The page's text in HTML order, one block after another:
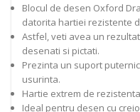
Blocul de desen Oxford
datorita hartiei rezistente
Astfel, veti avea un
desenati si pictati.
Prezinta un suport
usurinta.
Hartie extrem de
Ideal pentru desen cu